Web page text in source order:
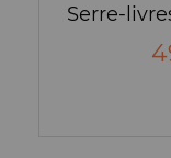
Serre-